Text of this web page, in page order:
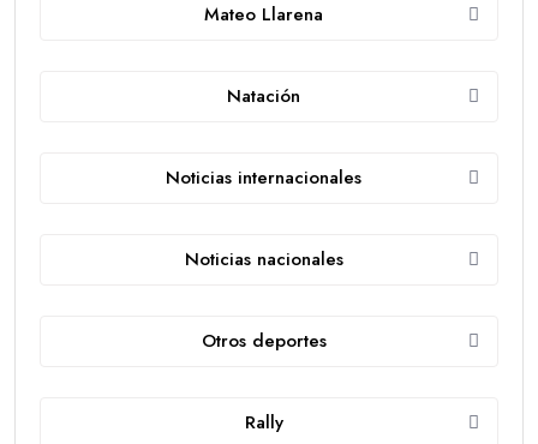
Mateo Llarena
Natación
Noticias internacionales
Noticias nacionales
Otros deportes
Rally